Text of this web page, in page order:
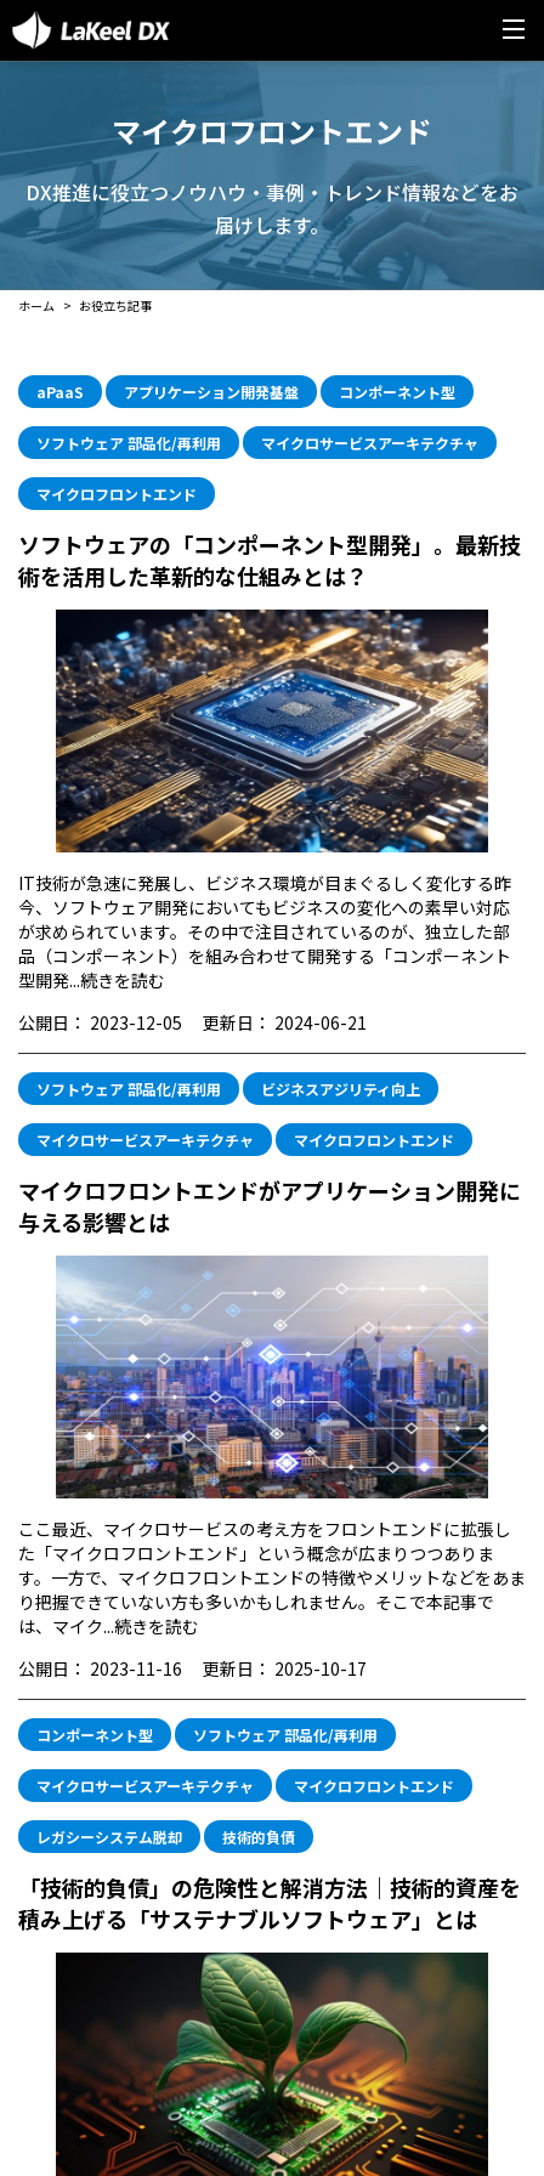
マイクロフロントエンド
DX推進に役立つノウハウ・事例・トレンド情報などをお
届けします。
ホーム お役立ち記事
aPaaS アプリケーション開発基盤 コンポーネント型
ソフトウェア 部品化/再利用 マイクロサービスアーキテクチャ
マイクロフロントエンド
ソフトウェアの「コンポーネント型開発」。最新技
術を活用した革新的な仕組みとは？
IT技術が急速に発展し、ビジネス環境が目まぐるしく変化する昨
今、ソフトウェア開発においてもビジネスの変化への素早い対応
が求められています。その中で注目されているのが、独立した部
品（コンポーネント）を組み合わせて開発する「コンポーネント
型開発...続きを読む
公開日： 2023-12-05 更新日： 2024-06-21
ソフトウェア 部品化/再利用 ビジネスアジリティ向上
マイクロサービスアーキテクチャ マイクロフロントエンド
マイクロフロントエンドがアプリケーション開発に
与える影響とは
ここ最近、マイクロサービスの考え方をフロントエンドに拡張し
た「マイクロフロントエンド」という概念が広まりつつありま
す。一方で、マイクロフロントエンドの特徴やメリットなどをあま
り把握できていない方も多いかもしれません。そこで本記事で
は、マイク...続きを読む
公開日： 2023-11-16 更新日： 2025-10-17
コンポーネント型 ソフトウェア 部品化/再利用
マイクロサービスアーキテクチャ マイクロフロントエンド
レガシーシステム脱却 技術的負債
「技術的負債」の危険性と解消方法｜技術的資産を
積み上げる「サステナブルソフトウェア」とは